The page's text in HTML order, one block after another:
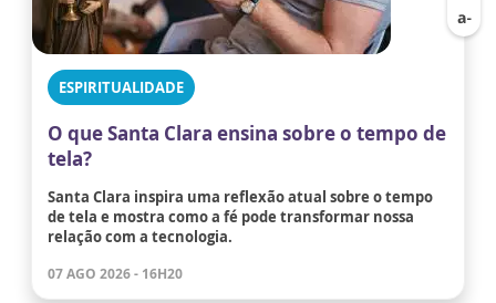
ESPIRITUALIDADE
O que Santa Clara ensina sobre o tempo de
tela?
Santa Clara inspira uma reflexão atual sobre o tempo
de tela e mostra como a fé pode transformar nossa
relação com a tecnologia.
07 AGO 2026 - 16H20